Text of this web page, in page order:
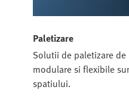
Paletizare
Solutii de paletizare
modulare si flexibile
spatiului.